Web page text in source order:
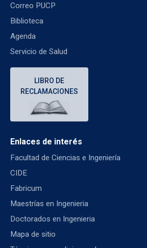
Correo PUCP
Biblioteca
Agenda
Servicio de Salud
LIBRO DE
RECLAMACIONES
Enlaces de interés
Facultad de Ciencias e Ingeniería
CIDE
Fabricum
Maestrías en Ingenieria
Doctorados en Ingenieria
Mapa de sitio